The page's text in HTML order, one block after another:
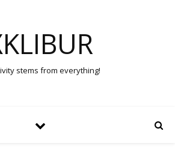
stems from everything!